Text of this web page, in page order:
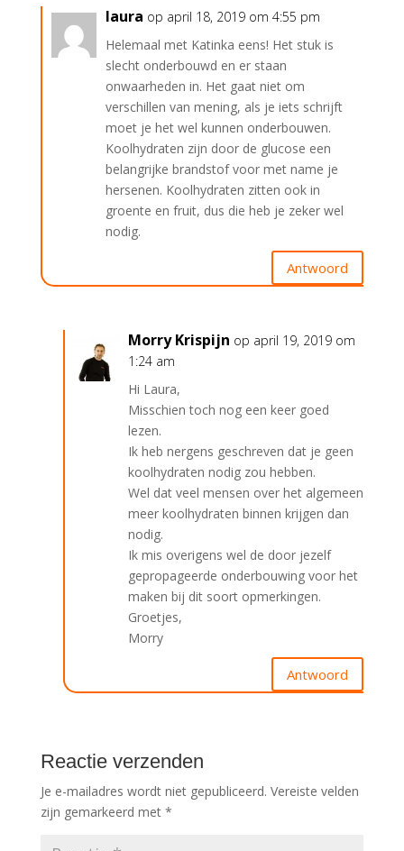
laura op april 18, 2019 om 4:55 pm
Helemaal met Katinka eens! Het stuk is
slecht onderbouwd en er staan
onwaarheden in. Het gaat niet om
verschillen van mening, als je iets schrijft
moet je het wel kunnen onderbouwen.
Koolhydraten zijn door de glucose een
belangrijke brandstof voor met name je
hersenen. Koolhydraten zitten ook in
groente en fruit, dus die heb je zeker wel
nodig.
Antwoord
Morry Krispijn op april 19, 2019 om
1:24 am
Hi Laura,
Misschien toch nog een keer goed
lezen.
Ik heb nergens geschreven dat je geen
koolhydraten nodig zou hebben.
Wel dat veel mensen over het algemeen
meer koolhydraten binnen krijgen dan
nodig.
Ik mis overigens wel de door jezelf
gepropageerde onderbouwing voor het
maken bij dit soort opmerkingen.
Groetjes,
Morry
Antwoord
Reactie verzenden
Je e-mailadres wordt niet gepubliceerd. Vereiste velden
zijn gemarkeerd met *